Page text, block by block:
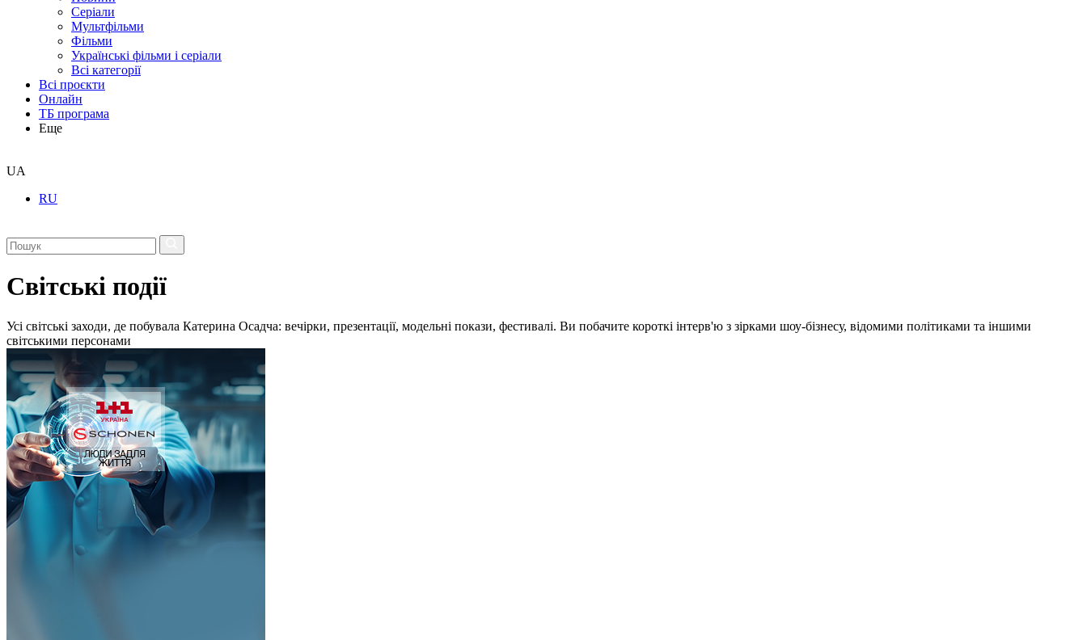
Серіали
Мультфільми
Фільми
Українські фільми і серіали
Всі категорії
Всі проєкти
Онлайн
ТБ програма
Еще
UA
RU
Світські події
Усі світські заходи, де побувала Катерина Осадча: вечірки, презентації, модельні покази, фестивалі. Ви побачите короткі інтерв'ю з зірками шоу-бізнесу, відомими політиками та іншими
світськими персонами